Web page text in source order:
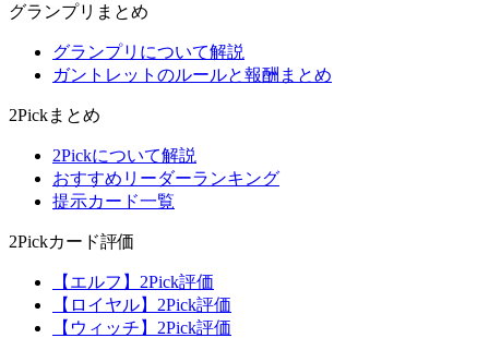
グランプリまとめ
グランプリについて解説
ガントレットのルールと報酬まとめ
2Pickまとめ
2Pickについて解説
おすすめリーダーランキング
提示カード一覧
2Pickカード評価
【エルフ】2Pick評価
【ロイヤル】2Pick評価
【ウィッチ】2Pick評価